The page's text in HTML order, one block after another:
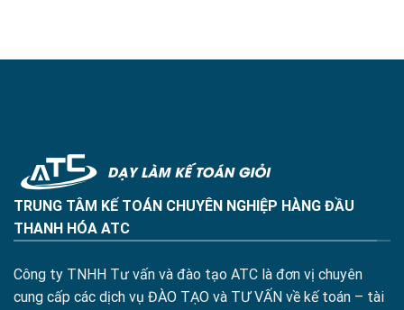
TRUNG TÂM KẾ TOÁN CHUYÊN NGHIỆP HÀNG ĐẦU
THANH HÓA ATC
Công ty TNHH Tư vấn và đào tạo ATC là đơn vị chuyên
cung cấp các dịch vụ ĐÀO TẠO và TƯ VẤN về kế toán – tài